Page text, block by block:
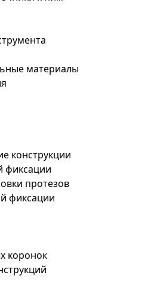
материалы
конструкции
фиксации
протезов
фиксации
коронок